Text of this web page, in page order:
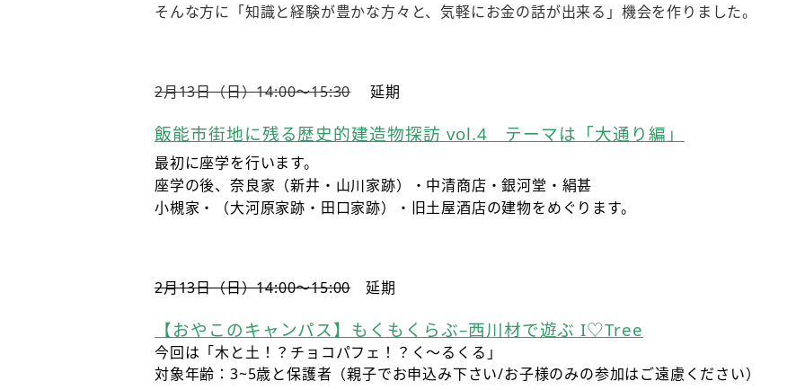
そんな方に「知識と経験が豊かな方々と、気軽にお金の話が出来る」機会を作りました。
2月13日（日）14:00〜15:30 延期
飯能市街地に残る歴史的建造物探訪 vol.4 テーマは「大通り編」
最初に座学を行います。
座学の後、奈良家（新井・山川家跡）・中清商店・銀河堂・絹甚
小槻家・（大河原家跡・田口家跡）・旧土屋酒店の建物をめぐります。
2月13日（日）14:00〜15:00 延期
【おやこのキャンパス】もくもくらぶ–西川材で遊ぶ I♡Tree
今回は「木と土！？チョコパフェ！？く～るくる」
対象年齢：3~5歳と保護者（親子でお申込み下さい/お子様のみの参加はご遠慮ください）